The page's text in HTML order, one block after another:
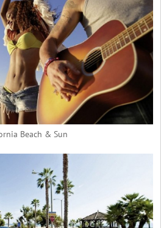
Beach & Sun